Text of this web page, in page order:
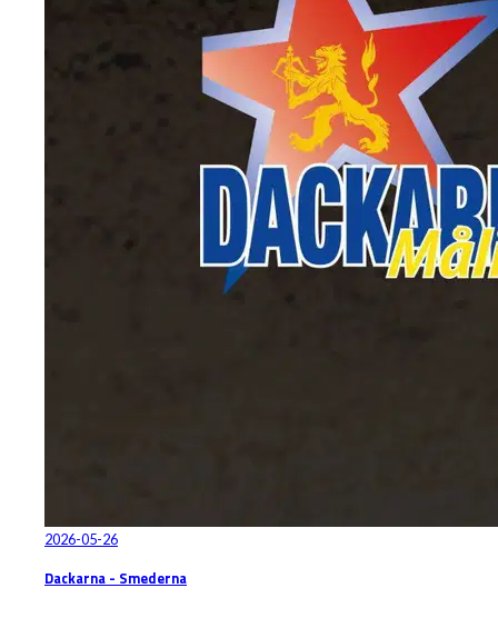
2026-05-26
Dackarna - Smederna